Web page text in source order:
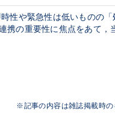
性や緊急性は低いものの「
携の重要性に焦点をあて，
※記事の内容は雑誌掲載時の